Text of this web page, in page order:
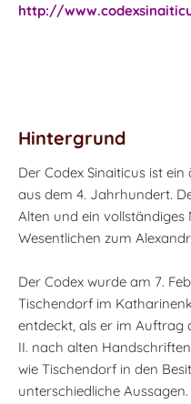
http://
Hintergrund
Der Codex Sinaiticus ist
aus dem 4. Jahrhundert.
Alten und ein vollständiges
Wesentlichen zum
Der Codex wurde am 7.
Tischendorf im
entdeckt, als er im Auftrag
II. nach alten
wie Tischendorf in den
unterschiedliche Aussagen.